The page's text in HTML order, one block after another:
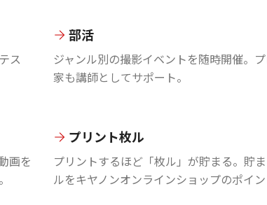
ス
部活
ジャンル別の撮影イベントを随時開催。
家も講師としてサポート。
画を
プリント枚ル
プリントするほど「枚ル」が貯まる。貯
ルをキヤノンオンラインショップのポイン